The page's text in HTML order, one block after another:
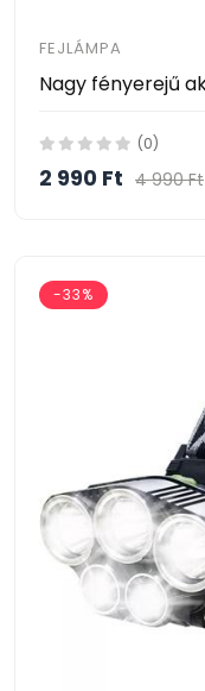
FEJLÁMPA
(0)
2 990 Ft 4 990 Ft
-33%